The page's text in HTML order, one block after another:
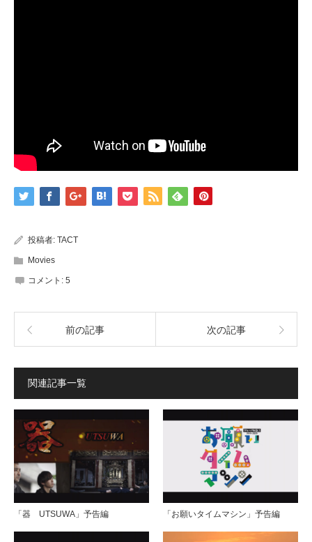
投稿者: TACT
Movies
コメント: 5
前の記事 次の記事
関連記事一覧
「器 UTSUWA」予告編 「お願いタイムマシン」予告編